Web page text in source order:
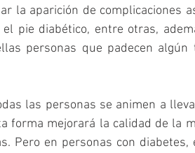
la aparición de complicaciones
pie diabético, entre otras,
personas que padecen
las personas se animen a
forma mejorará la calidad de la
Pero en personas con